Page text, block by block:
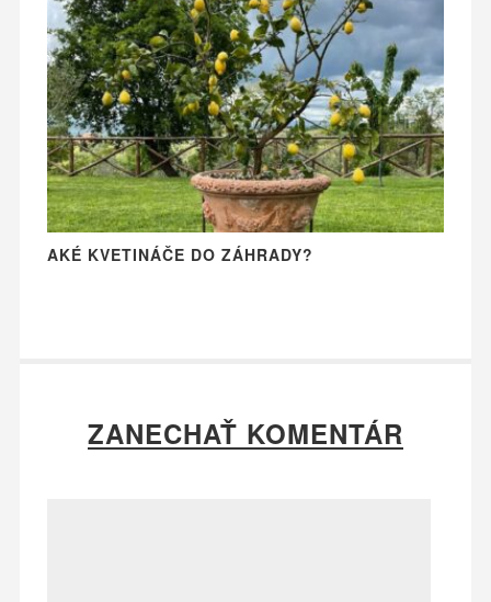
AKÉ KVETINÁČE DO ZÁHRADY?
ZANECHAŤ KOMENTÁR